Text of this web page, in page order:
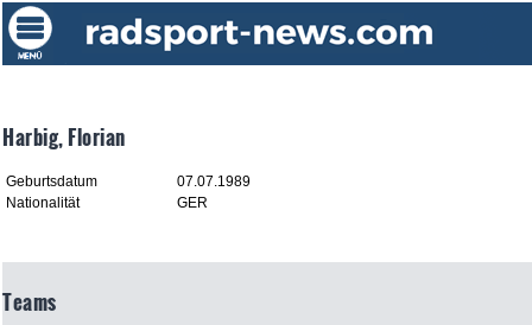
Harbig, Florian
Geburtsdatum
07.07.1989
Nationalität
GER
Teams